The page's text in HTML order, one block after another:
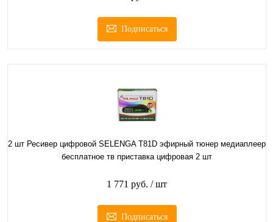
Подписаться
2 шт Ресивер цифровой SELENGA T81D эфирный тюнер медиаплеер
бесплатное тв приставка цифровая 2 шт
1 771 руб. / шт
Подписаться